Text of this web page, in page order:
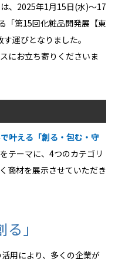
、2025年1月15日(水)～17
「第15回化粧品開発展【東
運びとなりました。
にお立ち寄りくださいま
叶える「創る・包む・守
をテーマに、4つのカテゴリ
商材を展示させていただき
」
用により、多くの企業が